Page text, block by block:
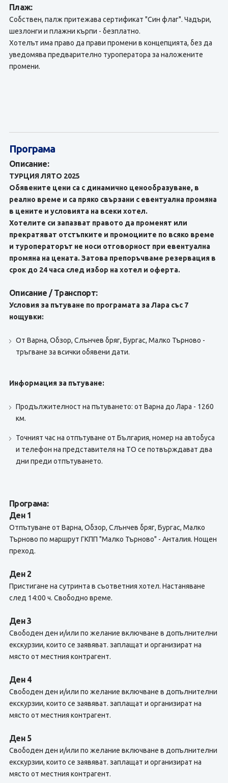
Плаж:
Собствен, палж притежава сертификат "Син флаг". Чадъри,
шезлонги и плажни кърпи - безплатно.
Хотелът има право да прави промени в концепцията, без да
уведомява предварително туроператора за наложените
промени.
Програма
Описание:
ТУРЦИЯ ЛЯТО 2025
Обявените цени са с динамично ценообразуване, в
реално време и са пряко свързани с евентуална промяна
в цените и условията на всеки хотел.
Хотелите си запазват правото да променят или
прекратяват отстъпките и промоциите по всяко време
и туроператорът не носи отговорност при евентуална
промяна на цената. Затова препоръчваме резервация в
срок до 24 часа след избор на хотел и оферта.
Описание / Транспорт:
Условия за пътуване по програмата за Лара със 7
нощувки:
От Варна, Обзор, Слънчев бряг, Бургас, Малко Търново -
тръгване за всички обявени дати.
Информация за пътуване:
Продължителност на пътуването: от Варна до Лара - 1260
км.
Точният час на отпътуване от България, номер на автобуса
и телефон на представителя на TО се потвърждават два
дни преди отпътуването.
Програма:
Ден 1
Отпътуване от Варна, Обзор, Слънчев бряг, Бургас, Малко
Търново по маршрут ГКПП "Малко Търново" - Анталия. Нощен
преход.
Ден 2
Пристигане на сутринта в съответния хотел. Настаняване
след 14:00 ч. Свободно време.
Ден 3
Свободен ден и/или по желание включване в допълнителни
екскурзии, които се заявяват. заплащат и организират на
място от местния контрагент.
Ден 4
Свободен ден и/или по желание включване в допълнителни
екскурзии, които се заявяват. заплащат и организират на
място от местния контрагент.
Ден 5
Свободен ден и/или по желание включване в допълнителни
екскурзии, които се заявяват. заплащат и организират на
място от местния контрагент.